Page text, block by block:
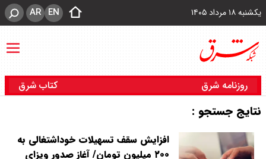
یکشنبه ۱۸ مرداد ۱۴۰۵ EN
AR
روزنامه شرق کتاب شرق
نتایج جستجو :
افزایش سقف تسهیلات خوداشتغالی به
۲۰۰ میلیون تومان/ آغاز صدور ویزای